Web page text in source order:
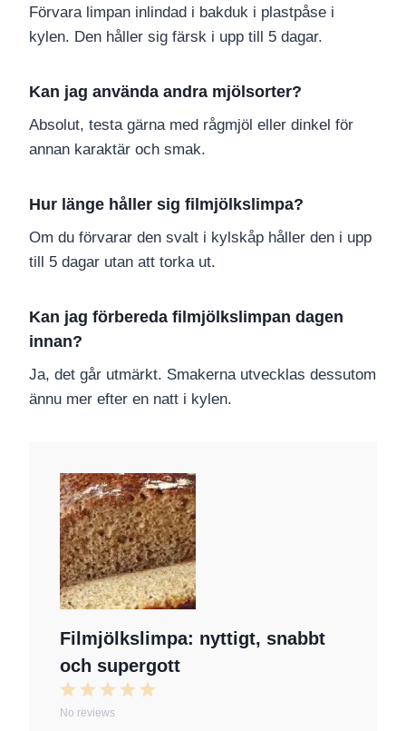
Förvara limpan inlindad i bakduk i plastpåse i
kylen. Den håller sig färsk i upp till 5 dagar.
Kan jag använda andra mjölsorter?
Absolut, testa gärna med rågmjöl eller dinkel för
annan karaktär och smak.
Hur länge håller sig filmjölkslimpa?
Om du förvarar den svalt i kylskåp håller den i upp
till 5 dagar utan att torka ut.
Kan jag förbereda filmjölkslimpan dagen
innan?
Ja, det går utmärkt. Smakerna utvecklas dessutom
ännu mer efter en natt i kylen.
Filmjölkslimpa: nyttigt, snabbt
och supergott
5
4
3
2
S
1
S
No reviews